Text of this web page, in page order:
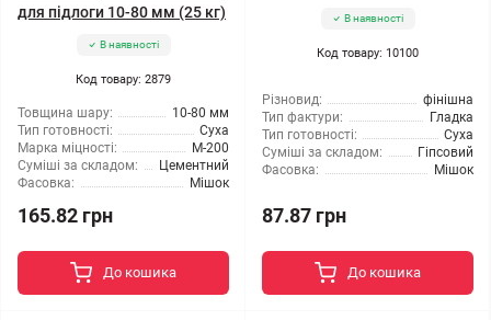
для підлоги 10-80 мм (25 кг)
В наявності
Код товару: 2879
Товщина шару:
10-80 мм
Тип готовності:
Суха
Марка міцності:
М-200
Суміші за складом:
Цементний
Фасовка:
Мішок
165.82 грн
До кошика
В наявності
Код товару: 10100
Різновид:
фінішна
Тип фактури:
Гладка
Тип готовності:
Суха
Суміші за складом:
Гіпсовий
Фасовка:
Мішок
87.87 грн
До кошика